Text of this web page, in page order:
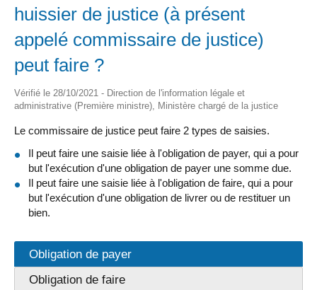
huissier de justice (à présent
appelé commissaire de justice)
peut faire ?
Vérifié le 28/10/2021 - Direction de l'information légale et
administrative (Première ministre), Ministère chargé de la justice
Le commissaire de justice peut faire 2 types de saisies.
Il peut faire une saisie liée à l'obligation de payer, qui a pour
but l'exécution d'une obligation de payer une somme due.
Il peut faire une saisie liée à l'obligation de faire, qui a pour
but l'exécution d'une obligation de livrer ou de restituer un
bien.
Obligation de payer
Obligation de faire